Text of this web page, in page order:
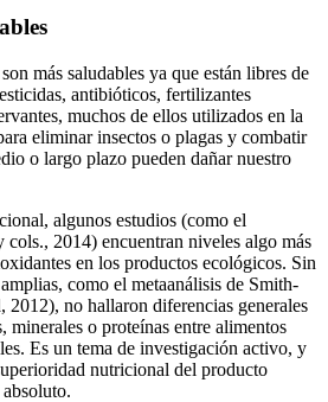
más saludables ya que están libres de
antibióticos, fertilizantes
muchos de ellos utilizados en la
eliminar insectos o plagas y combatir
o largo plazo pueden dañar nuestro
algunos estudios (como el
cols., 2014) encuentran niveles algo más
en los productos ecológicos. Sin
como el metaanálisis de Smith-
2012), no hallaron diferencias generales
minerales o proteínas entre alimentos
Es un tema de investigación activo, y
nutricional del producto